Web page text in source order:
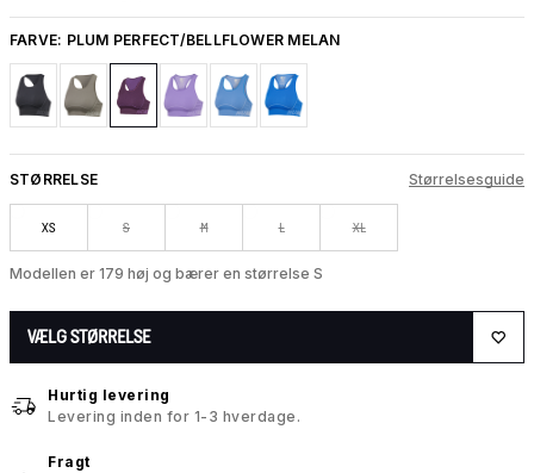
FARVE: PLUM PERFECT/BELLFLOWER MELAN
STØRRELSE Størrelsesguide
XS S M L XL
Modellen er 179 høj og bærer en størrelse S
VÆLG STØRRELSE
Hurtig levering
Levering inden for 1-3 hverdage.
Fragt